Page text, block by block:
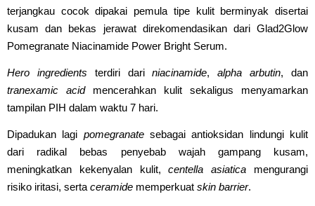
terjangkau cocok dipakai pemula tipe kulit berminyak disertai
kusam dan bekas jerawat direkomendasikan dari Glad2Glow
Pomegranate Niacinamide Power Bright Serum.
Hero ingredients terdiri dariniacinamide,alpha arbutin, dan
tranexamic acidmencerahkan kulit sekaligus menyamarkan
tampilan PIH dalam waktu 7 hari.
Dipadukan lagi pomegranatesebagai antioksidan lindungi kulit
dari radikal bebas penyebab wajah gampang kusam,
meningkatkan kekenyalan kulit,centella asiatica mengurangi
risiko iritasi, serta ceramide memperkuat skin barrier.